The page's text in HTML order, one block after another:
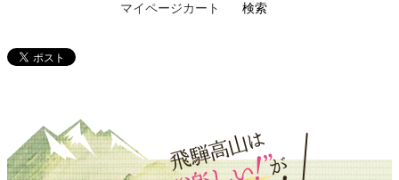
マイページカート 検索